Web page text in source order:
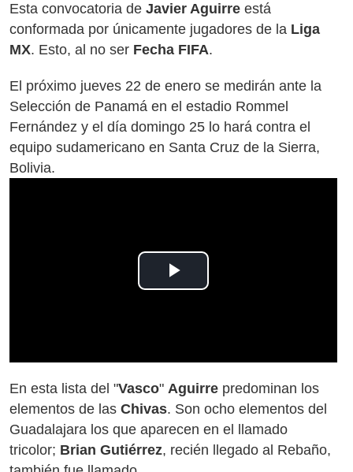
Esta convocatoria de Javier Aguirre está
conformada por únicamente jugadores de la Liga
MX. Esto, al no ser Fecha FIFA.
El próximo jueves 22 de enero se medirán ante la
Selección de Panamá en el estadio Rommel
Fernández y el día domingo 25 lo hará contra el
equipo sudamericano en Santa Cruz de la Sierra,
Bolivia.
Play
En esta lista del "Vasco" Aguirre predominan los
elementos de las Chivas. Son ocho elementos del
Guadalajara los que aparecen en el llamado
tricolor; Brian Gutiérrez, recién llegado al Rebaño,